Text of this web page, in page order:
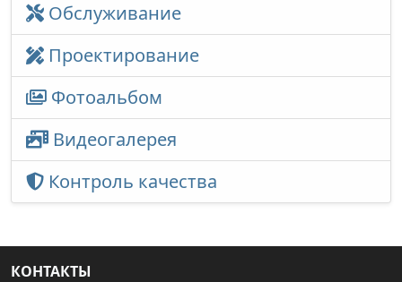
Обслуживание
Проектирование
Фотоальбом
Видеогалерея
Контроль качества
КОНТАКТЫ